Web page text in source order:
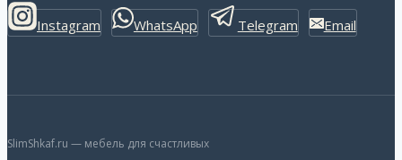
Instagram WhatsApp Telegram Email
SlimShkaf.ru — мебель для счастливых